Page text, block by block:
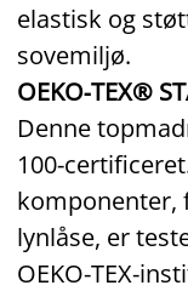
elastisk og
sovemiljø.
OEKO‑TEX®
Denne
komponenter,
lynlåse, er